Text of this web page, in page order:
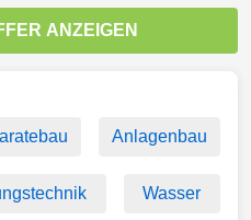
ANZEIGEN
Anlagenbau
Wasser